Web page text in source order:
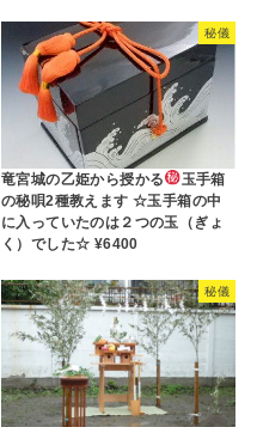
秘儀
竜宮城の乙姫から授かる
玉手箱
の秘唄2種教えます ☆玉手箱の中
に入っていたのは２つの玉（ぎょ
く）でした☆ ¥6400
秘儀